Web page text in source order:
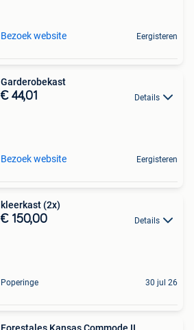
Bezoek website Eergisteren
Garderobekast
€ 44,01 Details
Bezoek website Eergisteren
kleerkast (2x)
€ 150,00 Details
Poperinge 30 jul 26